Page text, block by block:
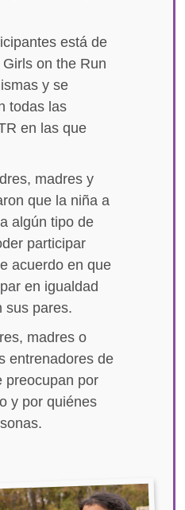
está de
on the Run
y se
todas las
en las que
madres y
que la niña a
algún tipo de
participar
acuerdo en que
en igualdad
sus pares.
madres o
entrenadores de
preocupan por
y por quiénes